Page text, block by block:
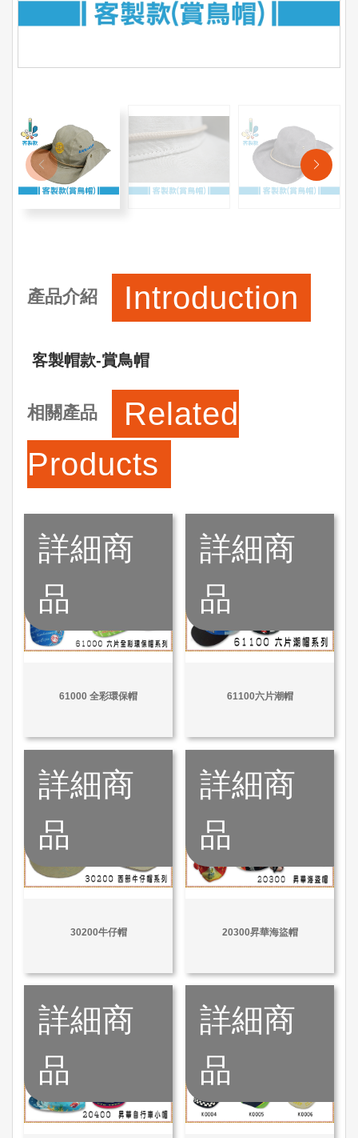
產品介紹 Introduction
客製帽款-賞鳥帽
相關產品
Related
Products
詳細商
品
61000 全彩環保帽
詳細商
品
61100六片潮帽
詳細商
品
30200牛仔帽
詳細商
品
20300昇華海盜帽
詳細商
品
詳細商
品